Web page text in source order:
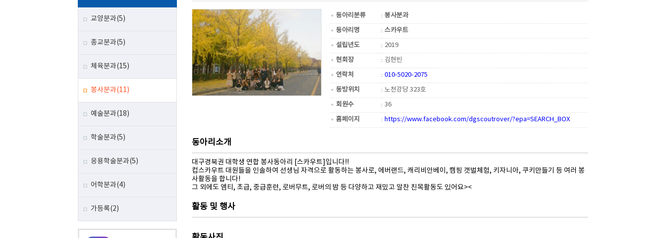
교양분과(5)
종교분과(5)
체육분과(15)
봉사분과(11)
예술분과(18)
학술분과(5)
응용학술분과(5)
어학분과(4)
가등록(2)
동아리분류
봉사분과
동아리명
스카우트
설립년도
2019
현회장
김현빈
연락처
010-5020-2075
동방위치
노천강당 323호
회원수
36
홈페이지
https://www.facebook.com/dgscoutrover/?epa=SEARCH_BOX
동아리소개
대구경북권 대학생 연합 봉사동아리 [스카우트]입니다!!
컵스카우트 대원들을 인솔하여 선생님 자격으로 활동하는 봉사로, 에버랜드, 캐리비안베이, 캠핑 갯벌체험, 키자니아, 쿠키만들기 등 여러 봉
사활동을 합니다!
그 외에도 엠티, 초급, 중급훈련, 로버무트, 로버의 밤 등 다양하고 재밌고 알찬 친목활동도 있어요><
활동 및 행사